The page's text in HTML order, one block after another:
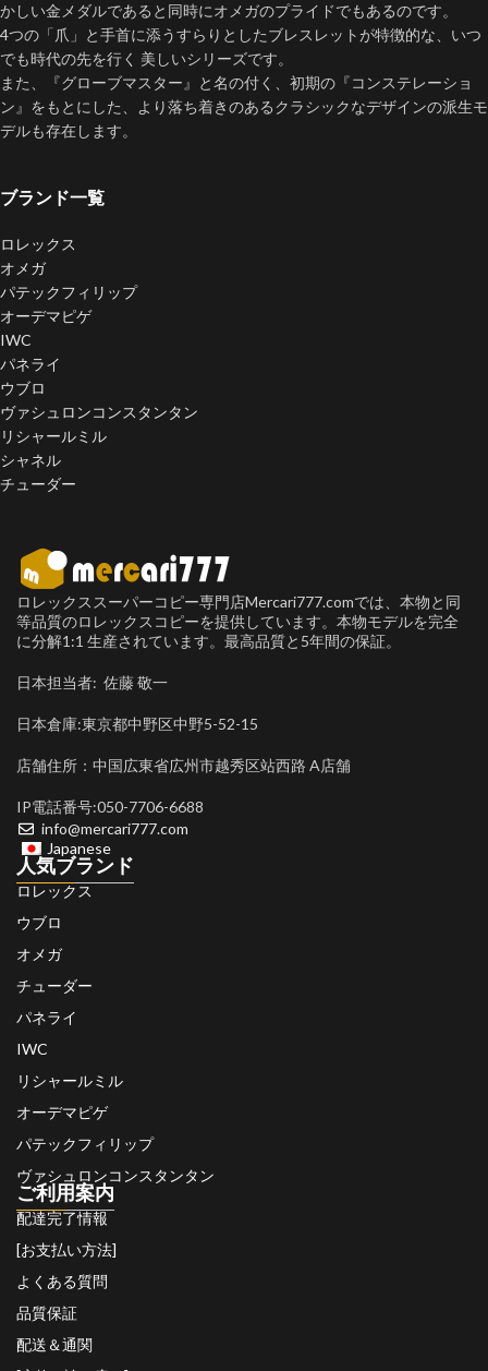
ブランド一覧
ロレックス
オメガ
パテックフィリップ
オーデマピゲ
IWC
パネライ
ウブロ
ヴァシュロンコンスタンタン
リシャールミル
シャネル
チューダー
かしい金メダルであると同時にオメガのプライドでもあるのです。
4つの「爪」と手首に添うすらりとしたブレスレットが特徴的な、いつ
でも時代の先を行く 美しいシリーズです。
また、『グローブマスター』と名の付く、初期の『コンステレーショ
ン』をもとにした、より落ち着きのあるクラシックなデザインの派生モ
デルも存在します。
ロレックススーパーコピー専門店Mercari777.comでは、本物と同
等品質のロレックスコピーを提供しています。本物モデルを完全
に分解1:1 生産されています。最高品質と5年間の保証。
日本担当者: 佐藤 敬一
日本倉庫:東京都中野区中野5-52-15
店舗住所：中国広東省広州市越秀区站西路 A店舗
IP電話番号:050-7706-6688
info@mercari777.com
Japanese
人気ブランド
ロレックス
ウブロ
オメガ
チューダー
パネライ
IWC
リシャールミル
オーデマピゲ
パテックフィリップ
ヴァシュロンコンスタンタン
ご利用案内
配達完了情報
[お支払い方法]
よくある質問
品質保証
配送＆通関